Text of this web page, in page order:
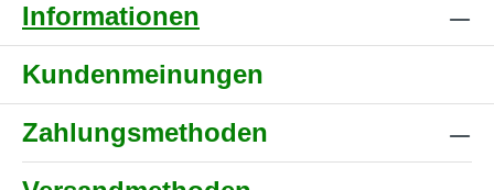
Informationen
Kundenmeinungen
Zahlungsmethoden